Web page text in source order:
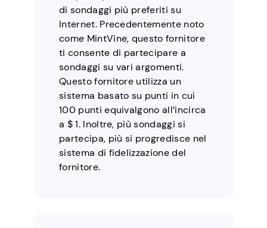
di sondaggi più preferiti su
Internet. Precedentemente noto
come MintVine, questo fornitore
ti consente di partecipare a
sondaggi su vari argomenti.
Questo fornitore utilizza un
sistema basato su punti in cui
100 punti equivalgono all’incirca
a $ 1. Inoltre, più sondaggi si
partecipa, più si progredisce nel
sistema di fidelizzazione del
fornitore.